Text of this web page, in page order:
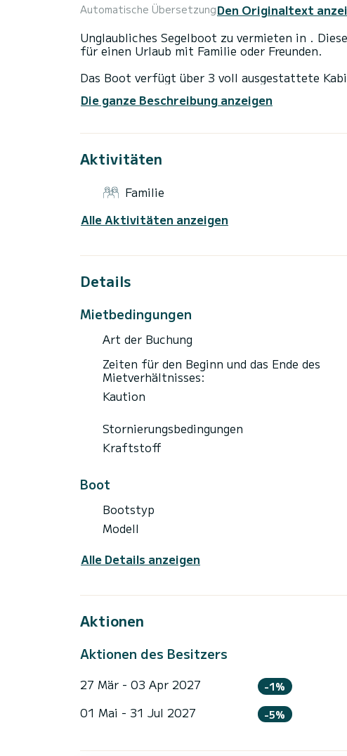
Automatische ÜbersetzungDen Originaltext
Unglaubliches Segelboot zu vermieten in .
für einen Urlaub mit Familie oder Freunden.
Das Boot verfügt über 3 voll ausgestattete
außergewöhnlichen Urlaub auf dem Wasser in
Diese Oceanis 46.3 ist mit 3 Toiletten mit
Es verfügt über folgende Ausstattung:
Wenn Sie Fragen zum Boot oder den
Die ganze Beschreibung anzeigen
Aktivitäten
Familie
Alle Aktivitäten anzeigen
Details
Mietbedingungen
Art der Buchung
Zeiten für den Beginn und das Ende des
Mietverhältnisses:
Kaution
Stornierungsbedingungen
Kraftstoff
Boot
Bootstyp
Modell
Alle Details anzeigen
Aktionen
Aktionen des Besitzers
27 Mär - 03 Apr 2027 -1%
01 Mai - 31 Jul 2027 -5%